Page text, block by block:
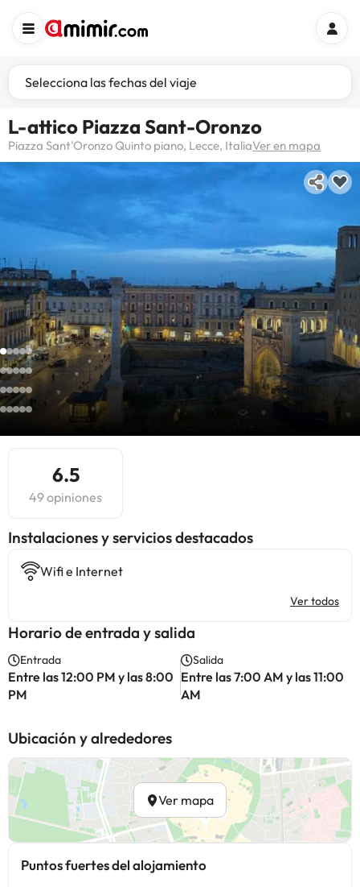
Selecciona las fechas del viaje
L-attico Piazza Sant-Oronzo
Piazza Sant'Oronzo Quinto piano, Lecce, ItaliaVer en mapa
6.5
49 opiniones
Instalaciones y servicios destacados
Wifi e Internet
Ver todos
Horario de entrada y salida
Entrada
Entre las 12:00 PM y las 8:00
PM
Salida
Entre las 7:00 AM y las 11:00
AM
Ubicación y alrededores
Ver mapa
Puntos fuertes del alojamiento